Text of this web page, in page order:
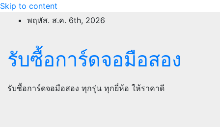
Skip to content
พฤหัส. ส.ค. 6th, 2026
รับซื้อการ์ดจอมือสอง
รับซื้อการ์ดจอมือสอง ทุกรุ่น ทุกยี่ห้อ ให้ราคาดี